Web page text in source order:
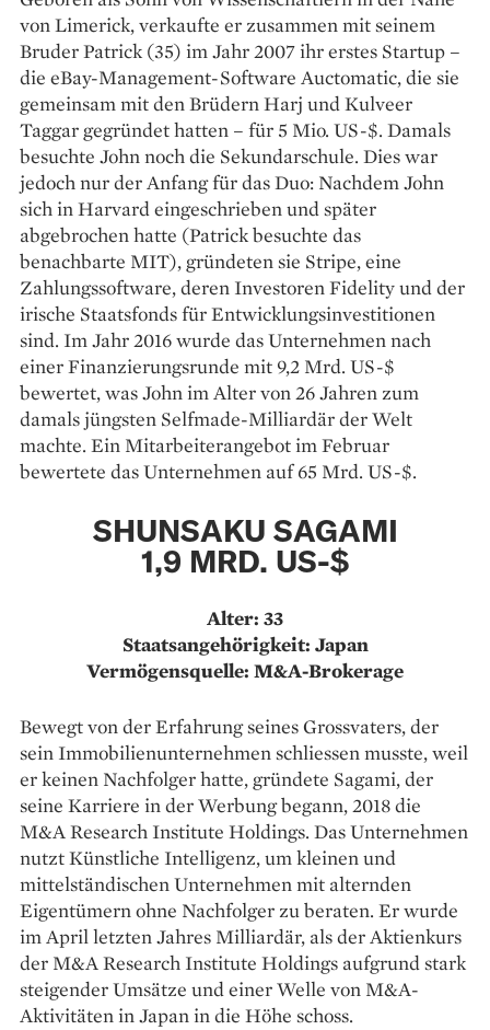
von Limerick, verkaufte er zusammen mit seinem
Bruder Patrick (35) im Jahr 2007 ihr erstes Startup –
die eBay-Management-Software Auctomatic, die sie
gemeinsam mit den Brüdern Harj und Kulveer
Taggar gegründet hatten – für 5 Mio. US-$. Damals
besuchte John noch die Sekundarschule. Dies war
jedoch nur der Anfang für das Duo: Nachdem John
sich in Harvard eingeschrieben und später
abgebrochen hatte (Patrick besuchte das
benachbarte MIT), gründeten sie Stripe, eine
Zahlungssoftware, deren Investoren Fidelity und der
irische Staatsfonds für Entwicklungsinvestitionen
sind. Im Jahr 2016 wurde das Unternehmen nach
einer Finanzierungsrunde mit 9,2 Mrd. US-$
bewertet, was John im Alter von 26 Jahren zum
damals jüngsten Selfmade-Milliardär der Welt
machte. Ein Mitarbeiterangebot im Februar
bewertete das Unternehmen auf 65 Mrd. US-$.
SHUNSAKU SAGAMI
1,9 MRD. US-$
Alter: 33
Staatsangehörigkeit: Japan
Vermögensquelle: M&A-Brokerage
Bewegt von der Erfahrung seines Grossvaters, der
sein Immobilienunternehmen schliessen musste, weil
er keinen Nachfolger hatte, gründete Sagami, der
seine Karriere in der Werbung begann, 2018 die
M&A Research Institute Holdings. Das Unternehmen
nutzt Künstliche Intelligenz, um kleinen und
mittelständischen Unternehmen mit alternden
Eigentümern ohne Nachfolger zu beraten. Er wurde
im April letzten Jahres Milliardär, als der Aktienkurs
der M&A Research Institute Holdings aufgrund stark
steigender Umsätze und einer Welle von M&A-
Aktivitäten in Japan in die Höhe schoss.